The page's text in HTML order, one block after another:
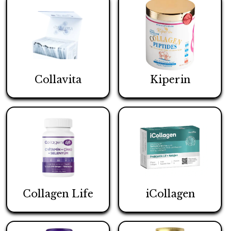
Collavita Kiperin
Collagen Life iCollagen